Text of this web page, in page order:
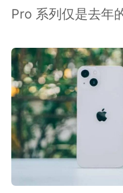
Pro 系列仅是去年